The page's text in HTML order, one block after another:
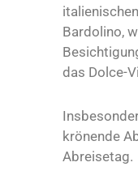
Bardolino,
das Dolce-
krönende
Abreisetag.